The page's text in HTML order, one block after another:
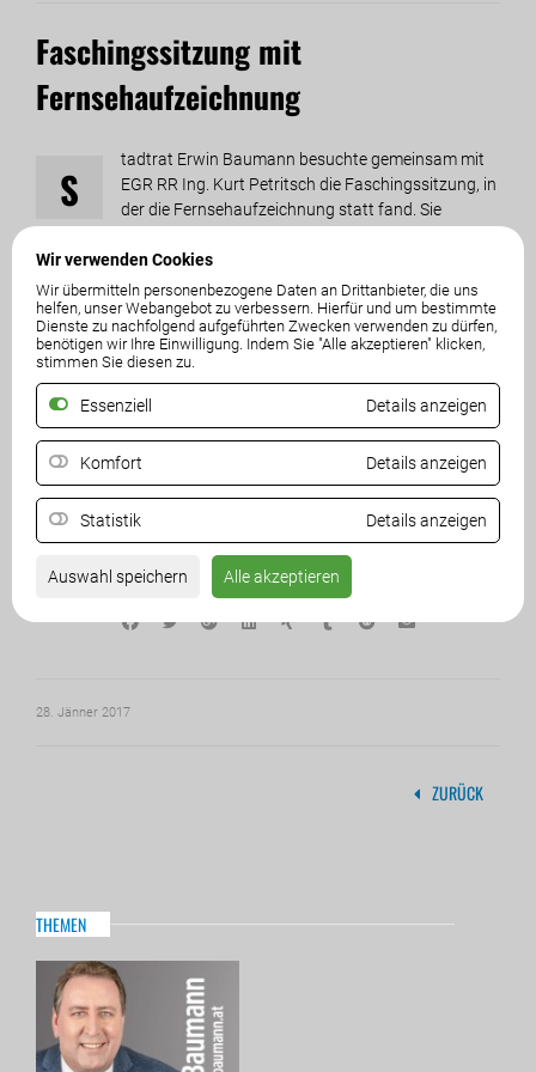
Wir verwenden Cookies
Wir übermitteln personenbezogene Daten an Drittanbieter, die uns
helfen, unser Webangebot zu verbessern. Hierfür und um bestimmte
Dienste zu nachfolgend aufgeführten Zwecken verwenden zu dürfen,
benötigen wir Ihre Einwilligung. Indem Sie "Alle akzeptieren" klicken,
stimmen Sie diesen zu.
Essenziell Details anzeigen
Komfort Details anzeigen
Statistik Details anzeigen
Auswahl speichern Alle akzeptieren
Faschingssitzung mit
Fernsehaufzeichnung
S
tadtrat Erwin Baumann besuchte gemeinsam mit
EGR RR Ing. Kurt Petritsch die Faschingssitzung, in
der die Fernsehaufzeichnung statt fand. Sie
tollen Programm.
Teilen
28. Jänner 2017
ZURÜCK
THEMEN